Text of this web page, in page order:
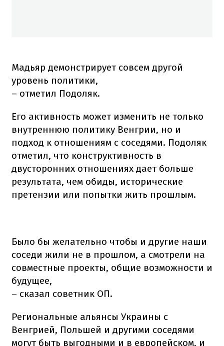
Мадьяр демонстрирует совсем другой
уровень политики,
– отметил Подоляк.
Его активность может изменить не только
внутреннюю политику Венгрии, но и
подход к отношениям с соседями. Подоляк
отметил, что конструктивность в
двусторонних отношениях дает больше
результата, чем обиды, исторические
претензии или попытки жить прошлым.
Было бы желательно чтобы и другие наши
соседи жили не в прошлом, а смотрели на
совместные проекты, общие возможности и
будущее,
– сказал советник ОП.
Региональные альянсы Украины с
Венгрией, Польшей и другими соседями
могут быть выгодными и в европейском, и